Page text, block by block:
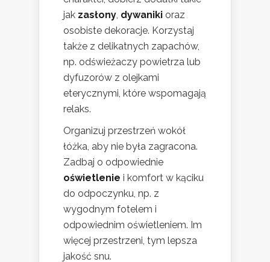
jak zasłony, dywaniki oraz
osobiste dekoracje. Korzystaj
także z delikatnych zapachów,
np. odświeżaczy powietrza lub
dyfuzorów z olejkami
eterycznymi, które wspomagają
relaks.
Organizuj przestrzeń wokół
łóżka, aby nie była zagracona.
Zadbaj o odpowiednie
oświetlenie i komfort w kąciku
do odpoczynku, np. z
wygodnym fotelem i
odpowiednim oświetleniem. Im
więcej przestrzeni, tym lepsza
jakość snu.